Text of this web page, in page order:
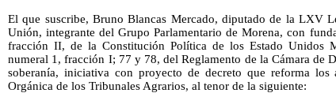
El que suscribe, Bruno Blancas Mercado, diputado de la LXV
Unión, integrante del Grupo Parlamentario de Morena, con
fracción II, de la Constitución Política de los Estado Unidos
numeral 1, fracción I; 77 y 78, del Reglamento de la Cámara de
soberanía, iniciativa con proyecto de decreto que reforma
Orgánica de los Tribunales Agrarios, al tenor de la siguiente: